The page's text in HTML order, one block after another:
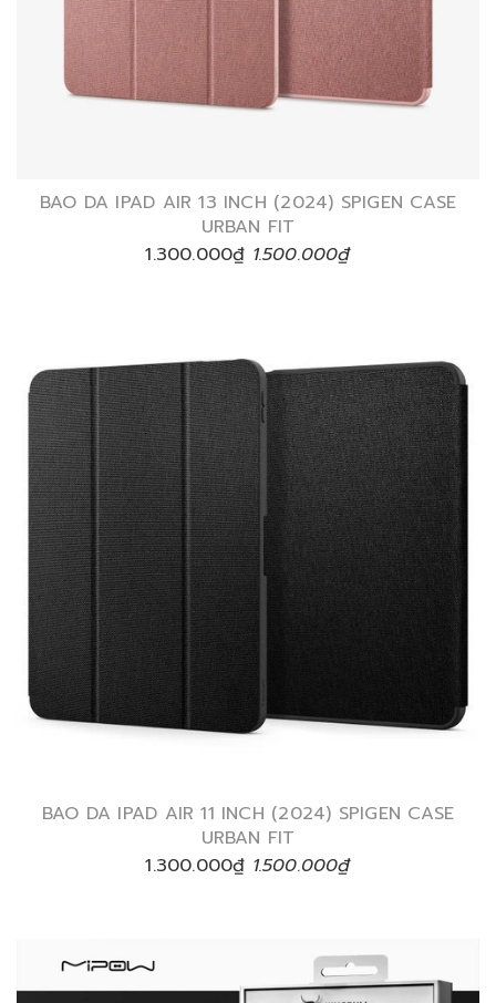
BAO DA IPAD AIR 13 INCH (2024) SPIGEN CASE
URBAN FIT
1.300.000₫ 1.500.000₫
BAO DA IPAD AIR 11 INCH (2024) SPIGEN CASE
URBAN FIT
1.300.000₫ 1.500.000₫